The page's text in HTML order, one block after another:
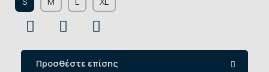
Προσθέστε επίσης